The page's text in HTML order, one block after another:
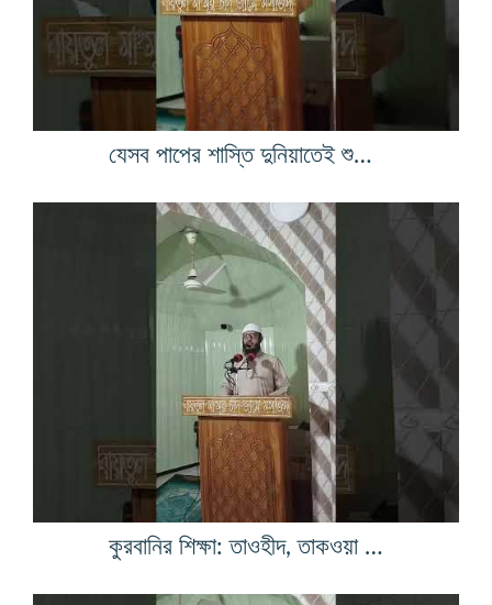
যেসব পাপের শাস্তি দুনিয়াতেই শুরু হয়
কুরবানির শিক্ষা: তাওহীদ, তাকওয়া ও আনুগত্য